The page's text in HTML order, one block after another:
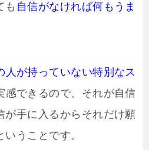
も 自信がなければ何もうま
人が持っていない特別なス
感できるので、それが自信
が手に入るからそれだけ願
うことです。